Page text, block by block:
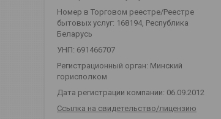
Номер в Торговом реестре/Реестре
бытовых услуг: 168194, Республика
Беларусь
УНП: 691466707
Регистрационный орган: Минский
горисполком
Дата регистрации компании: 06.09.2012
Ссылка на свидетельство/лицензию